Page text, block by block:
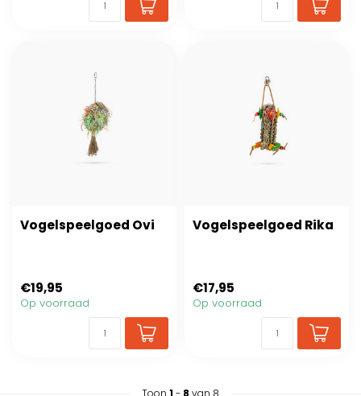
Vogelspeelgoed Ovi
€19,95
Op voorraad
Vogelspeelgoed Rika
€17,95
Op voorraad
Toon 1- 8 van 8